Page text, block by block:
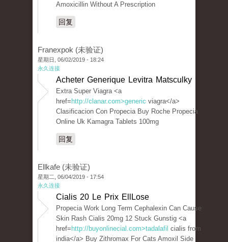
Amoxicillin Without A Prescription
回复
Franexpok (未验证)
星期日, 06/02/2019 - 18:24
永久连接
Acheter Generique Levitra Matsculky
Extra Super Viagra <a
href= http://clanar.com>generic viagra</a>
Clasificacion Con Propecia Buy Roche Propecia
Online Uk Kamagra Tablets 100mg
回复
Ellkafe (未验证)
星期二, 06/04/2019 - 17:54
永久连接
Cialis 20 Le Prix EllLose
Propecia Work Long Term Cephalexin Can Cause
Skin Rash Cialis 20mg 12 Stuck Gunstig <a
href= http://buyonlinecial.com>tadalafil cialis from
india</a> Buy Zithromax For Cats Amoxil Side